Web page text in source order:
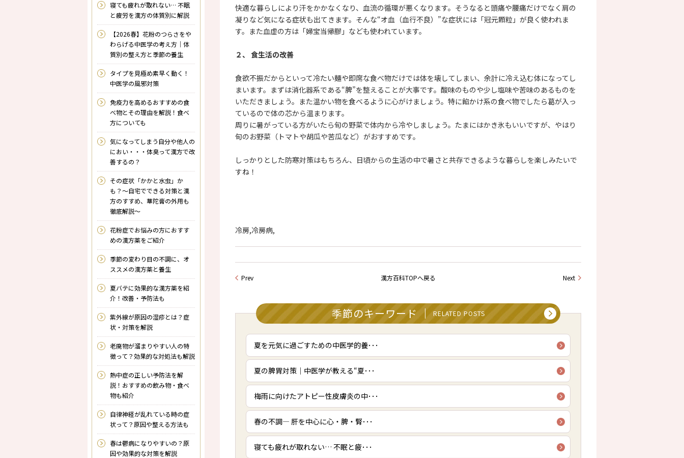
快適な暮らしにより汗をかかなくなり、血流の循環が悪くなります。そうなると頭痛や腰痛だけでなく肩の
凝りなど気になる症状も出てきます。そんな“オ血（血行不良）”な症状には「冠元顆粒」が良く使われま
す。また血虚の方は「婦宝当帰膠」なども使われています。
２、 食生活の改善
食欲不振だからといって冷たい麺や即席な食べ物だけでは体を壊してしまい、余計に冷え込む体になってし
まいます。まずは消化器系である“脾”を整えることが大事です。酸味のものや少し塩味や苦味のあるものを
いただきましょう。また温かい物を食べるように心がけましょう。特に餡かけ系の食べ物でしたら葛が入っ
ているので体の芯から温まります。
周りに暑がっている方がいたら旬の野菜で体内から冷やしましょう。たまにはかき氷もいいですが、やはり
旬のお野菜（トマトや胡瓜や苦瓜など）がおすすめです。
しっかりとした防寒対策はもちろん、日頃からの生活の中で暑さと共存できるような暮らしを楽しみたいで
すね！
冷房,冷房病,
Prev 漢方百科TOPへ戻る Next
季節のキーワード RELATED POSTS
夏を元気に過ごすための中医学的養･･･
夏の脾胃対策｜中医学が教える“夏･･･
梅雨に向けたアトピー性皮膚炎の中･･･
春の不調― 肝を中心に心・脾・腎･･･
寝ても疲れが取れない… 不眠と疲･･･
寝ても疲れが取れない… 不眠
と疲労を漢方の体質別に解説
【2026春】花粉のつらさをや
わらげる中医学の考え方｜体
質別の整え方と季節の養生
タイプを見極め素早く動く！
中医学の風邪対策
免疫力を高めるおすすめの食
べ物とその理由を解説！食べ
方についても
気になってしまう自分や他人の
におい・・・体臭って漢方で改
善するの？
その症状「かかと水虫」か
も？～自宅でできる対策と漢
方のすすめ、華陀膏の外用も
徹底解説～
花粉症でお悩みの方におすす
めの漢方薬をご紹介
季節の変わり目の不調に、オ
ススメの漢方薬と養生
夏バテに効果的な漢方薬を紹
介！改善・予防法も
紫外線が原因の湿疹とは？症
状・対策を解説
老廃物が溜まりやすい人の特
徴って？効果的な対処法も解説
熱中症の正しい予防法を解
説！おすすめの飲み物・食べ
物も紹介
自律神経が乱れている時の症
状って？原因や整える方法も
春は鬱病になりやすいの？原
因や効果的な対策を解説